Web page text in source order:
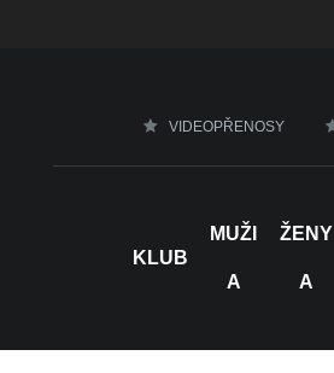
VIDEOPŘENOSY
KLUB
MUŽI
A
ŽENY
A